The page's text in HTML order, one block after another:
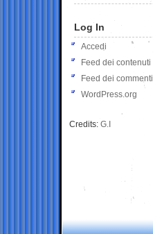
Log In
Accedi
Feed dei contenuti
Feed dei commenti
WordPress.org
Credits: G.I